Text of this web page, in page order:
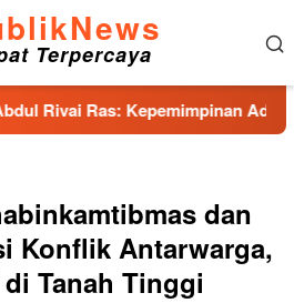
Terpercaya
Kepemimpinan Adalah Talenta
dan
Konflik Antarwarga,
Tanah Tinggi